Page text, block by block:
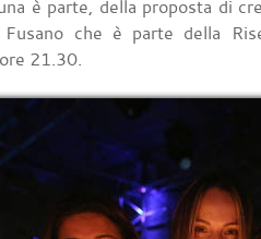
è parte, della proposta di
che è parte della
21.30.